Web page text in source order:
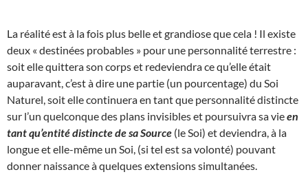
La réalité est à la fois plus belle et grandiose que cela ! Il existe
deux « destinées probables » pour une personnalité terrestre :
soit elle quittera son corps et redeviendra ce qu’elle était
auparavant, c’est à dire une partie (un pourcentage) du Soi
Naturel, soit elle continuera en tant que personnalité distincte
sur l’un quelconque des plans invisibles et poursuivra sa vieen
tant qu’entité distincte de sa Source (le Soi) et deviendra, à la
longue et elle-même un Soi, (si tel est sa volonté) pouvant
donner naissance à quelques extensions simultanées.